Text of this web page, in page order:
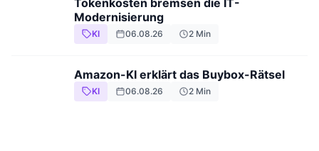
Tokenkosten bremsen die IT-
Modernisierung
KI 06.08.26 2 Min
Amazon-KI erklärt das Buybox-Rätsel
KI 06.08.26 2 Min